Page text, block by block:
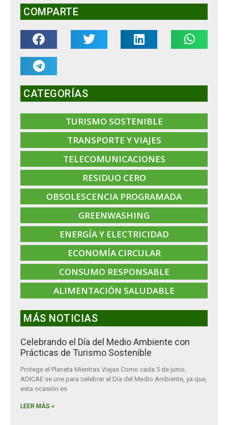
COMPARTE
CATEGORÍAS
TURISMO SOSTENIBLE
TRANSPORTE Y VIAJES
TELECOMUNICACIONES
RESIDUO CERO
OBSOLESCENCIA PROGRAMADA
GREENWASHING
ENERGÍA Y ELECTRICIDAD
ECONOMÍA CIRCULAR
CONSUMO RESPONSABLE
ALIMENTACIÓN SALUDABLE
MÁS NOTICIAS
Celebrando el Día del Medio Ambiente con
Prácticas de Turismo Sostenible
Protege el Planeta Mientras Viajas Como cada 5 de junio,
ADICAE se une para celebrar el Día del Medio Ambiente, ya que,
esta ocasión es
LEER MÁS »